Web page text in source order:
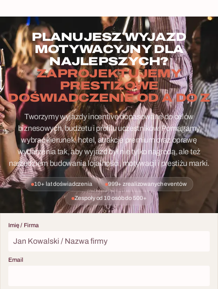
PLANUJESZ WYJAZD
MOTYWACYJNY DLA
NAJLEPSZYCH?
ZAPROJEKTUJEMY
PRESTIŻOWE
DOŚWIADCZENIE OD A DO Z
Tworzymy wyjazdy incentive dopasowane do celów
biznesowych, budżetu i profilu uczestników. Pomagamy
wybrać kierunek, hotel, atrakcje premium oraz oprawę
wydarzenia tak, aby wyjazd był nie tylko nagrodą, ale też
narzędziem budowania lojalności, motywacji i prestiżu marki.
10+ lat doświadczenia 999+ zrealizowanych eventów
Zespoły od 10 osób do 500+
Imię / Firma
Email